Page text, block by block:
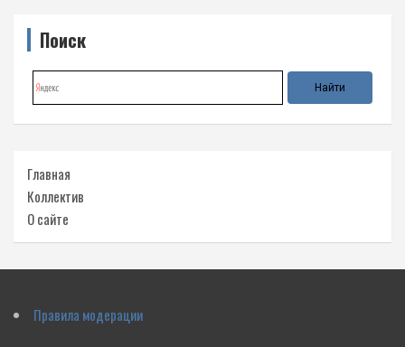
Поиск
Главная
Коллектив
О сайте
Правила модерации